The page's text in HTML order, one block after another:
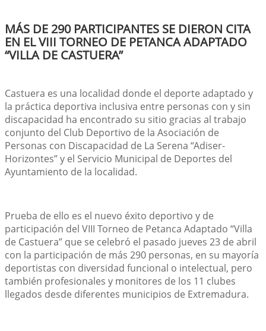
MÁS DE 290 PARTICIPANTES SE DIERON CITA
EN EL VIII TORNEO DE PETANCA ADAPTADO
“VILLA DE CASTUERA”
Castuera es una localidad donde el deporte adaptado y
la práctica deportiva inclusiva entre personas con y sin
discapacidad ha encontrado su sitio gracias al trabajo
conjunto del Club Deportivo de la Asociación de
Personas con Discapacidad de La Serena “Adiser-
Horizontes” y el Servicio Municipal de Deportes del
Ayuntamiento de la localidad.
Prueba de ello es el nuevo éxito deportivo y de
participación del VIII Torneo de Petanca Adaptado “Villa
de Castuera” que se celebró el pasado jueves 23 de abril
con la participación de más 290 personas, en su mayoría
deportistas con diversidad funcional o intelectual, pero
también profesionales y monitores de los 11 clubes
llegados desde diferentes municipios de Extremadura.